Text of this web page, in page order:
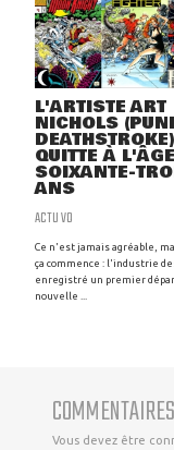
L'ARTISTE ART
NICHOLS
QUITTE À
SOIXANTE-
ANS
ACTU VO
Ce n'est jamais agréable,
ça commence : l'industrie
enregistré un premier
nouvelle ...
COMMENTAIRES
Vous devez être